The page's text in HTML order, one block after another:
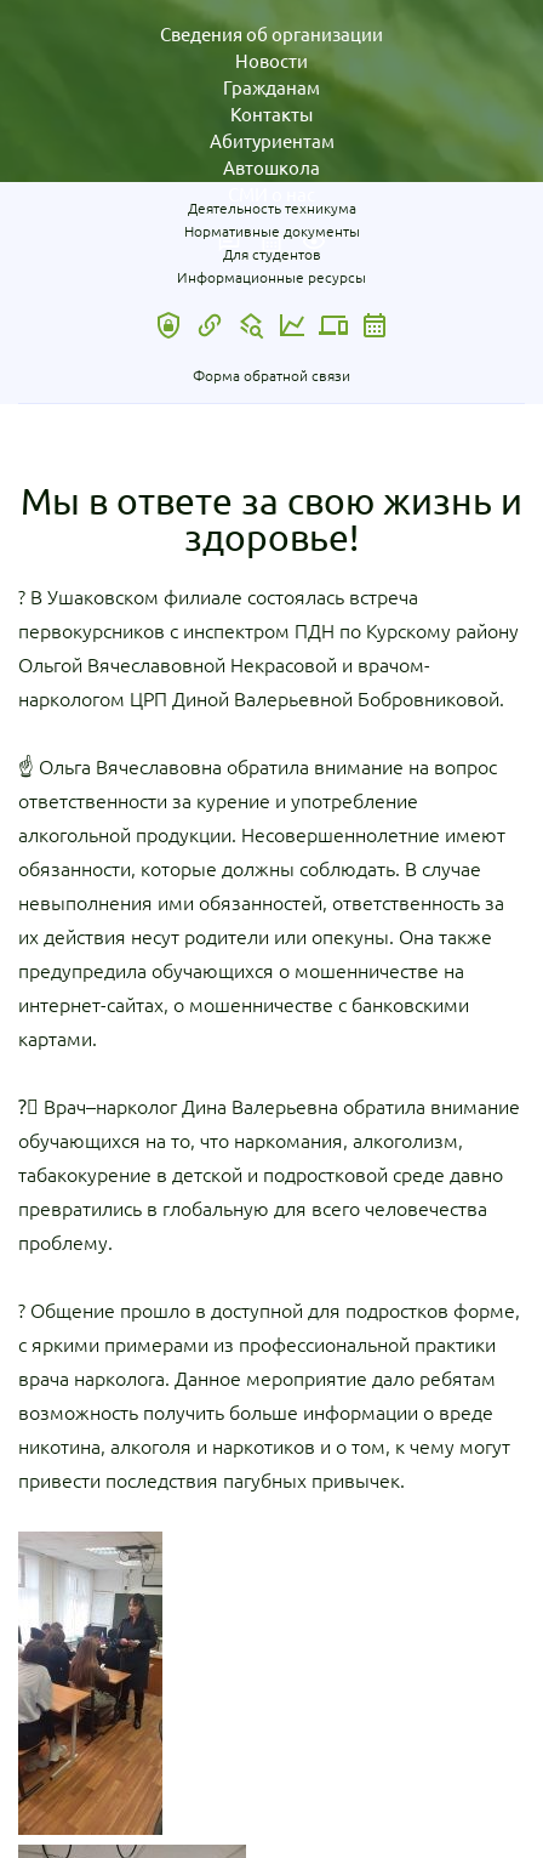
Сведения об организации
Новости
Гражданам
Контакты
Абитуриентам
Автошкола
Деятельность техникума
Нормативные документы
Для студентов
Информационные ресурсы
Форма обратной связи
Мы в ответе за свою жизнь и
здоровье!
? В Ушаковском филиале состоялась встреча
первокурсников с инспектром ПДН по Курскому району
Ольгой Вячеславовной Некрасовой и врачом-
наркологом ЦРП Диной Валерьевной Бобровниковой.
☝ Ольга Вячеславовна обратила внимание на вопрос
ответственности за курение и употребление
алкогольной продукции. Несовершеннолетние имеют
обязанности, которые должны соблюдать. В случае
невыполнения ими обязанностей, ответственность за
их действия несут родители или опекуны. Она также
предупредила обучающихся о мошенничестве на
интернет-сайтах, о мошенничестве с банковскими
картами.
?‍⚕ Врач–нарколог Дина Валерьевна обратила внимание
обучающихся на то, что наркомания, алкоголизм,
табакокурение в детской и подростковой среде давно
превратились в глобальную для всего человечества
проблему.
? Общение прошло в доступной для подростков форме,
с яркими примерами из профессиональной практики
врача нарколога. Данное мероприятие дало ребятам
возможность получить больше информации о вреде
никотина, алкоголя и наркотиков и о том, к чему могут
привести последствия пагубных привычек.